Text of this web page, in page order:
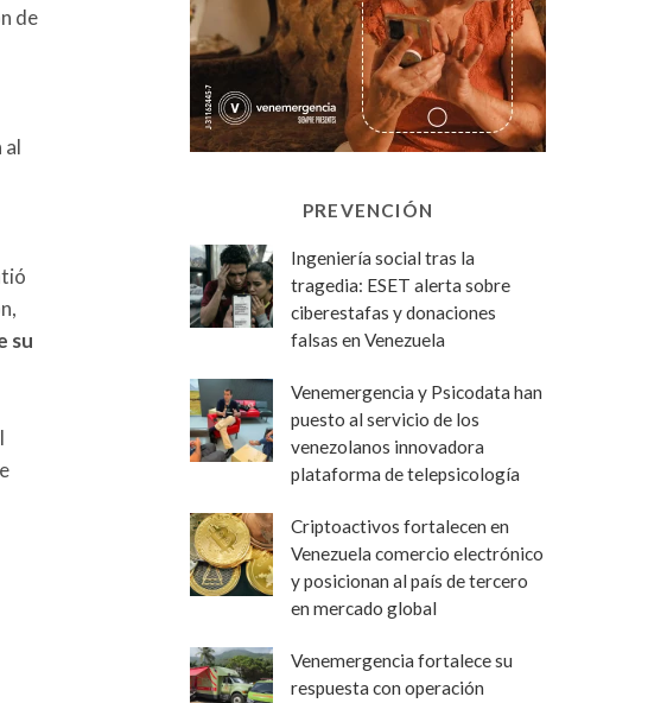
de
al
su
PREVENCIÓN
Ingeniería social tras la
tragedia: ESET alerta sobre
ciberestafas y donaciones
falsas en Venezuela
Venemergencia y Psicodata han
puesto al servicio de los
venezolanos innovadora
plataforma de telepsicología
Criptoactivos fortalecen en
Venezuela comercio electrónico
y posicionan al país de tercero
en mercado global
Venemergencia fortalece su
respuesta con operación